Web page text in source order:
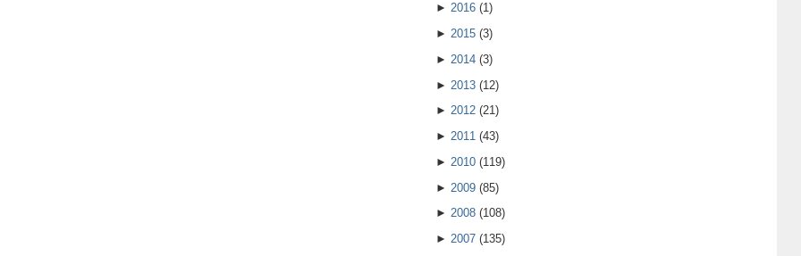
► 2016 (1)
► 2015 (3)
► 2014 (3)
► 2013 (12)
► 2012 (21)
► 2011 (43)
► 2010 (119)
► 2009 (85)
► 2008 (108)
► 2007 (135)